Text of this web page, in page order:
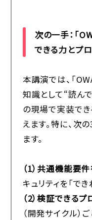
次の一手：「
できる力とプ
本講演では、「
知識として“読ん
の現場で実装で
えます。特に、次
ます。
（1）共通機能要
キュリティを「で
（2）検証できる
（開発サイクル）